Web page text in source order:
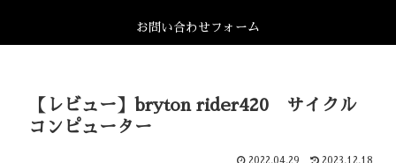
お問い合わせフォーム
【レビュー】bryton rider420 サイクル
コンピューター